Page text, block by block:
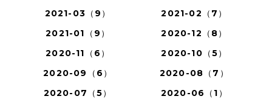
2021-03（9）
2021-02（7）
2021-01（9）
2020-12（8）
2020-11（6）
2020-10（5）
2020-09（6）
2020-08（7）
2020-07（5）
2020-06（1）